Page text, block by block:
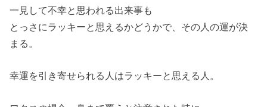
一見して不幸と思われる出来事も
とっさにラッキーと思えるかどうかで、その人の運が決
まる。
幸運を引き寄せられる人はラッキーと思える人。